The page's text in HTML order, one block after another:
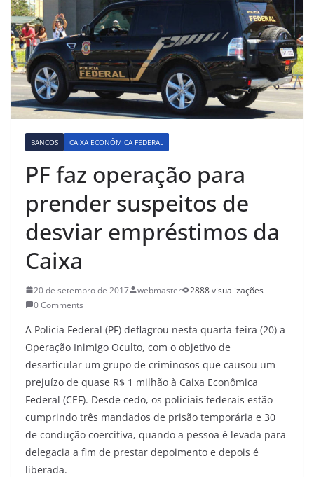
BANCOS CAIXA ECONÔMICA FEDERAL
PF faz operação para
prender suspeitos de
desviar empréstimos da
Caixa
20 de setembro de 2017 webmaster
2888 visualizações
0 Comments
A Polícia Federal (PF) deflagrou nesta quarta-feira (20) a
Operação Inimigo Oculto, com o objetivo de
desarticular um grupo de criminosos que causou um
prejuízo de quase R$ 1 milhão à Caixa Econômica
Federal (CEF). Desde cedo, os policiais federais estão
cumprindo três mandados de prisão temporária e 30
de condução coercitiva, quando a pessoa é levada para
delegacia a fim de prestar depoimento e depois é
liberada.